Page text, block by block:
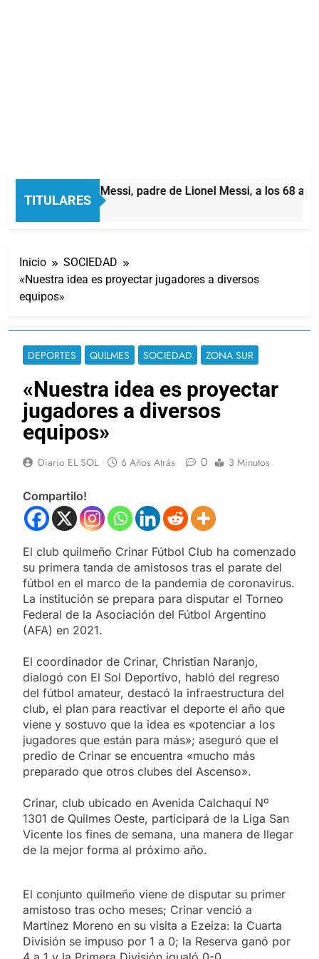
TITULARES
Murió Jorge Messi, padre de Lionel Messi, a los 68 años
4 Horas Atrás
Inicio
SOCIEDAD
«Nuestra idea es proyectar jugadores a diversos
equipos»
DEPORTES QUILMES SOCIEDAD ZONA SUR
«Nuestra idea es proyectar
jugadores a diversos
equipos»
Diario EL SOL 6 Años Atrás 0 3 Minutos
Compartilo!
El club quilmeño Crinar Fútbol Club ha comenzado
su primera tanda de amistosos tras el parate del
fútbol en el marco de la pandemia de coronavirus.
La institución se prepara para disputar el Torneo
Federal de la Asociación del Fútbol Argentino
(AFA) en 2021.
El coordinador de Crinar, Christian Naranjo,
dialogó con El Sol Deportivo, habló del regreso
del fútbol amateur, destacó la infraestructura del
club, el plan para reactivar el deporte el año que
viene y sostuvo que la idea es «potenciar a los
jugadores que están para más»; aseguró que el
predio de Crinar se encuentra «mucho más
preparado que otros clubes del Ascenso».
Crinar, club ubicado en Avenida Calchaquí Nº
1301 de Quilmes Oeste, participará de la Liga San
Vicente los fines de semana, una manera de llegar
de la mejor forma al próximo año.
El conjunto quilmeño viene de disputar su primer
amistoso tras ocho meses; Crinar venció a
Martínez Moreno en su visita a Ezeiza: la Cuarta
División se impuso por 1 a 0; la Reserva ganó por